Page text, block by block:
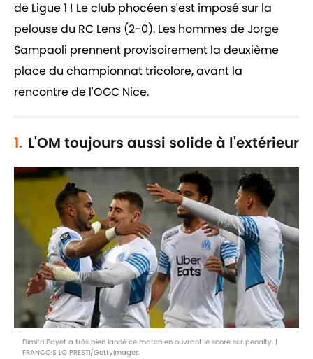
de Ligue 1 ! Le club phocéen s'est imposé sur la
pelouse du RC Lens (2-0). Les hommes de Jorge
Sampaoli prennent provisoirement la deuxième
place du championnat tricolore, avant la
rencontre de l'OGC Nice.
1. L'OM toujours aussi solide à l'extérieur
Dimitri Payet a très bien lancé ce match en ouvrant le score sur penalty. |
FRANCOIS LO PRESTI/GettyImages